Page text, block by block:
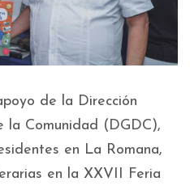
de la Dirección
la Comunidad (DGDC),
en La Romana,
en la XXVII Feria